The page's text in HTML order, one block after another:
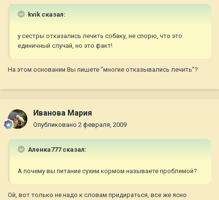
kvik сказал:
у сестры отказались лечить собаку, не спорю, что это
единичный случай, но это факт!
На этом основании Вы пишете "многие отказывались лечить"?
Иванова Мария
Опубликовано 2 февраля, 2009
Аленка777 сказал:
А почему вы питание сухим кормом называете проблемой?
Ой, вот только не надо к словам придираться, все же ясно